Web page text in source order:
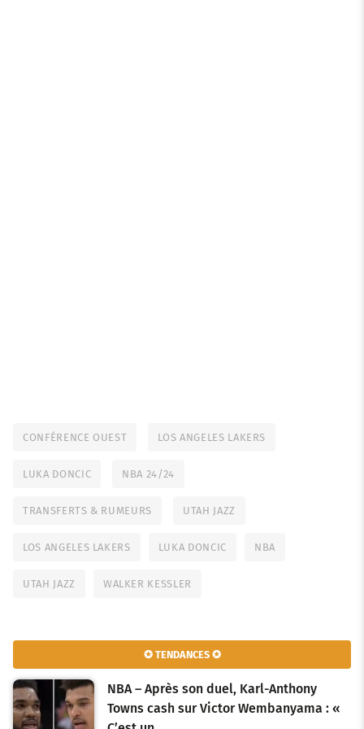
CONFÉRENCE OUEST LOS ANGELES LAKERS
LUKA DONCIC NBA 24/24
TRANSFERTS & RUMEURS UTAH JAZZ
LOS ANGELES LAKERS LUKA DONCIC NBA
UTAH JAZZ WALKER KESSLER
✪ TENDANCES ✪
NBA – Après son duel, Karl-Anthony
Towns cash sur Victor Wembanyama : «